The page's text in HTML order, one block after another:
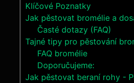
Klíčové Poznatky
Jak pěstovat bromélie a
Časté dotazy (FAQ)
Tajné tipy pro pěstování
FAQ bromélie
Doporučujeme:
Jak pěstovat beraní rohy -